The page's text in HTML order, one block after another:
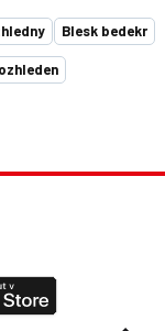
Blesk bedekr